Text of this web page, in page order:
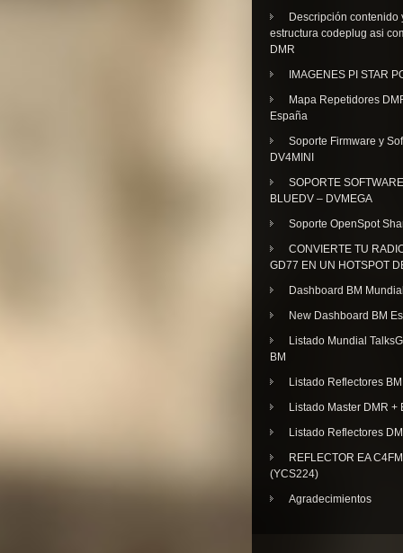
Descripción contenido
estructura codeplug asi
DMR
IMAGENES PI STAR
Mapa Repetidores
España
Soporte Firmware y
DV4MINI
SOPORTE SOFTWARE
BLUEDV – DVMEGA
Soporte OpenSpot
CONVIERTE TU
GD77 EN UN HOTSPOT
Dashboard BM
New Dashboard BM
Listado Mundial
BM
Listado Reflectores BM
Listado Master DMR +
Listado Reflectores
REFLECTOR EA
(YCS224)
Agradecimientos